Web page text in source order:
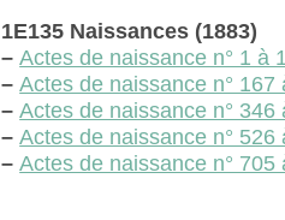
1E135 Naissances (1883)
– Actes de naissance n° 1 à
– Actes de naissance n°
– Actes de naissance n°
– Actes de naissance n°
– Actes de naissance n°